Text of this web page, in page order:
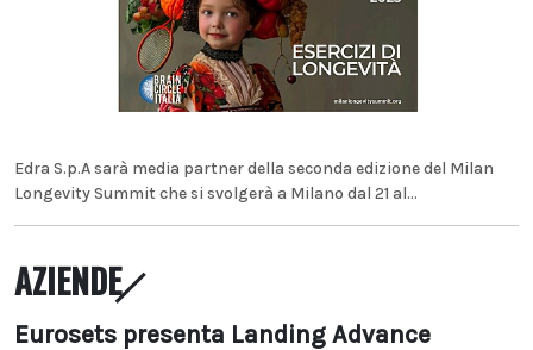
Edra S.p.A sarà media partner della seconda edizione del Milan
Longevity Summit che si svolgerà a Milano dal 21 al...
AZIENDE
Eurosets presenta Landing Advance